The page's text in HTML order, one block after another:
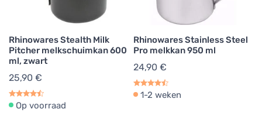
Rhinowares Stealth Milk
Pitcher melkschuimkan 600
ml, zwart
25,90 €
Op voorraad
Rhinowares Stainless Steel
Pro melkkan 950 ml
24,90 €
1-2 weken